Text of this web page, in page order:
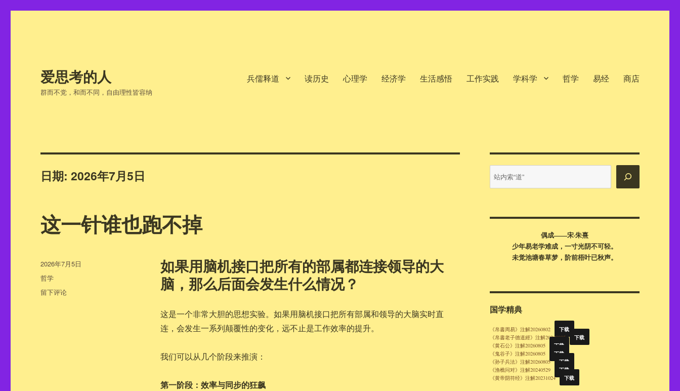
爱思考的人
群而不党，和而不同，自由理性皆容纳
兵儒释道 读历史 心理学 经济学 生活感悟 工作实践 学科学 哲学 易经 商店
日期:2026年7月5日
这一针谁也跑不掉
如果用脑机接口把所有的部属都连接领导的大
脑，那么后面会发生什么情况？
这是一个非常大胆的思想实验。如果用脑机接口把所有部属和领导的大脑实时直
连，会发生一系列颠覆性的变化，远不止是工作效率的提升。
我们可以从几个阶段来推演：
第一阶段：效率与同步的狂飙
发
布
于
2026年7月5日
分
类
哲学
于
留下评论
内
搜
偶成——宋·朱熹
少年易老学难成，一寸光阴不可轻。
未觉池塘春草梦，阶前梧叶已秋声。
国学精典
《帛書周易》注解20260802 下载
《帛書老子德道經》注解20260805 下载
《黄石公》注解20260805 下载
《鬼谷子》注解20260805 下载
《孙子兵法》注解20260805 下载
《渔樵问对》注解20240529 下载
《黄帝阴符经》注解20231024 下载